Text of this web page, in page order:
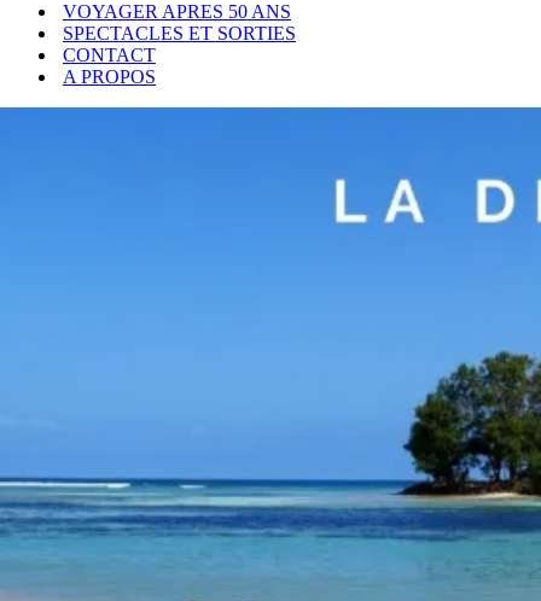
VOYAGER APRES 50 ANS
SPECTACLES ET SORTIES
CONTACT
A PROPOS